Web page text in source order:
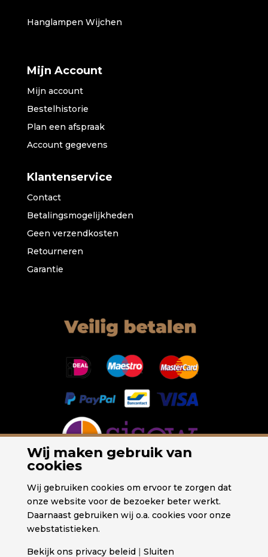
Hanglampen Wijchen
Mijn Account
Mijn account
Bestelhistorie
Plan een afspraak
Account gegevens
Klantenservice
Contact
Betalingsmogelijkheden
Geen verzendkosten
Retourneren
Garantie
Wij maken gebruik van
cookies
Wij gebruiken cookies om ervoor te zorgen dat
onze website voor de bezoeker beter werkt.
Daarnaast gebruiken wij o.a. cookies voor onze
webstatistieken.
Bekijk ons privacy beleid | Sluiten